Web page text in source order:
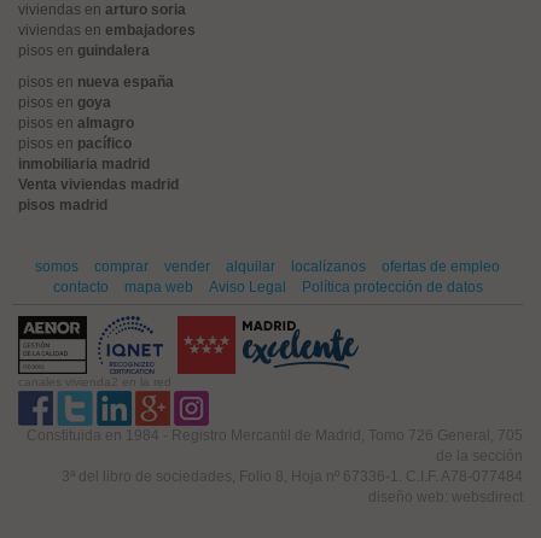
viviendas en arturo soria
viviendas en embajadores
pisos en guindalera
pisos en nueva españa
pisos en goya
pisos en almagro
pisos en pacífico
inmobiliaria madrid
Venta viviendas madrid
pisos madrid
somos comprar vender alquilar localízanos
ofertas de empleo
contacto
mapa web Aviso Legal Política protección de datos
canales vivienda2 en la red
Constituida en 1984 - Registro Mercantil de Madrid, Tomo 726 General, 705
de la sección
3ª del libro de sociedades, Folio 8, Hoja nº 67336-1. C.I.F. A78-077484
diseño web: websdirect